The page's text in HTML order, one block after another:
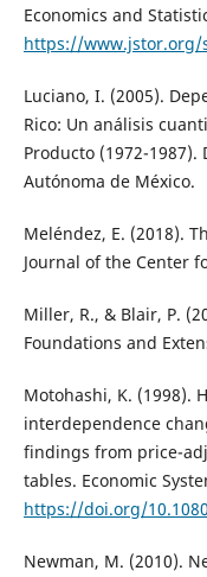
Economics and
https://www.jstor.org/
Luciano, I. (2005).
Rico: Un análisis
Producto (1972-
Autónoma de México.
Meléndez, E. (2018).
Journal of the Center
Miller, R., & Blair, P.
Foundations and
Motohashi, K. (1998).
interdependence
findings from price-
tables. Economic
https://doi.org/
Newman, M. (2010).